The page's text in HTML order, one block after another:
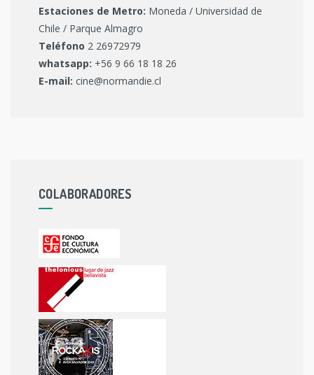
Estaciones de Metro: Moneda / Universidad de
Chile / Parque Almagro
Teléfono 2 26972979
whatsapp: +56 9 66 18 18 26
E-mail: cine@normandie.cl
COLABORADORES